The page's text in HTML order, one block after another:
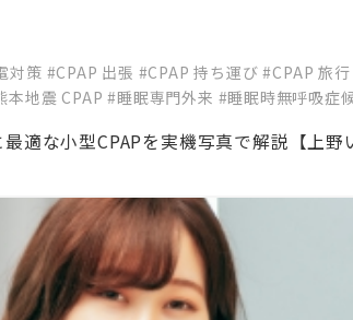
な小型CPAPを実機写真で解説【上野
対策 #CPAP 出張 #CPAP 持ち運び#CPAP 旅行
本地震 CPAP#睡眠専門外来 #睡眠時無呼吸症